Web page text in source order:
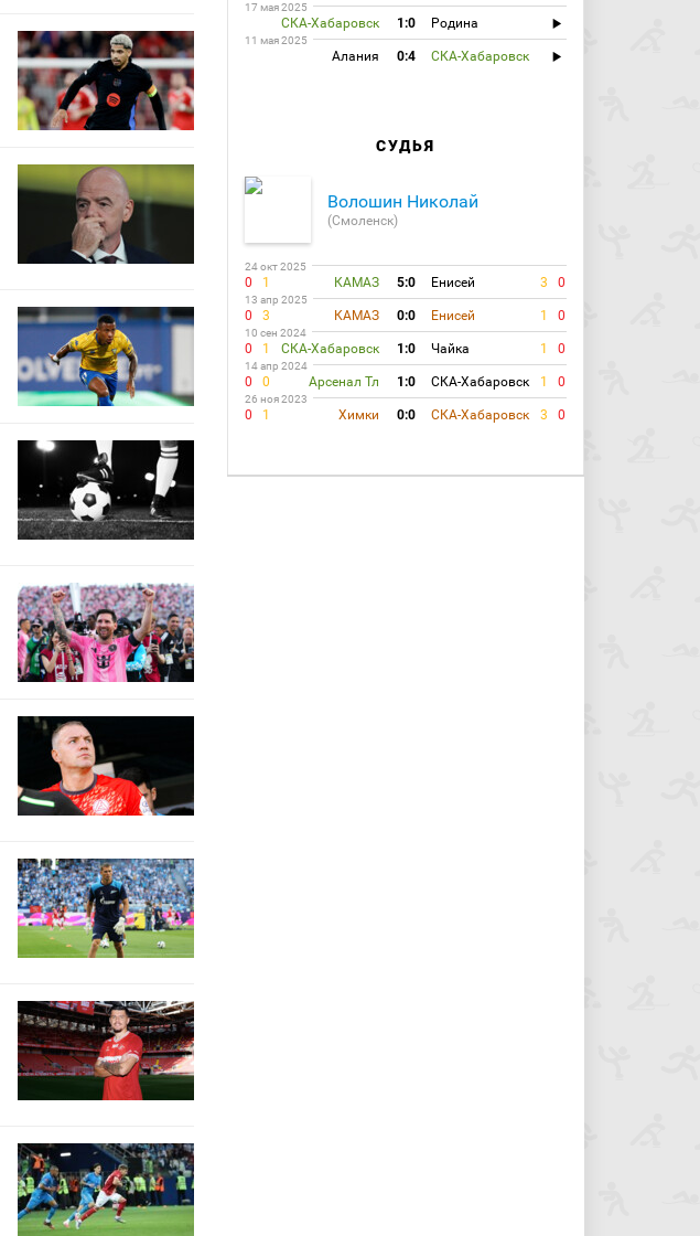
17 мая 2025
СКА-Хабаровск 1:0 Родина
11 мая 2025
Алания 0:4 СКА-Хабаровск
СУДЬЯ
Волошин Николай
(Смоленск)
24 окт 2025
0 1 КАМАЗ 5:0 Енисей 3 0
13 апр 2025
0 3 КАМАЗ 0:0 Енисей 1 0
10 сен 2024
0 1 СКА-Хабаровск 1:0 Чайка 1 0
14 апр 2024
0 0 Арсенал Тл 1:0 СКА-Хабаровск 1 0
26 ноя 2023
0 1 Химки 0:0 СКА-Хабаровск 3 0